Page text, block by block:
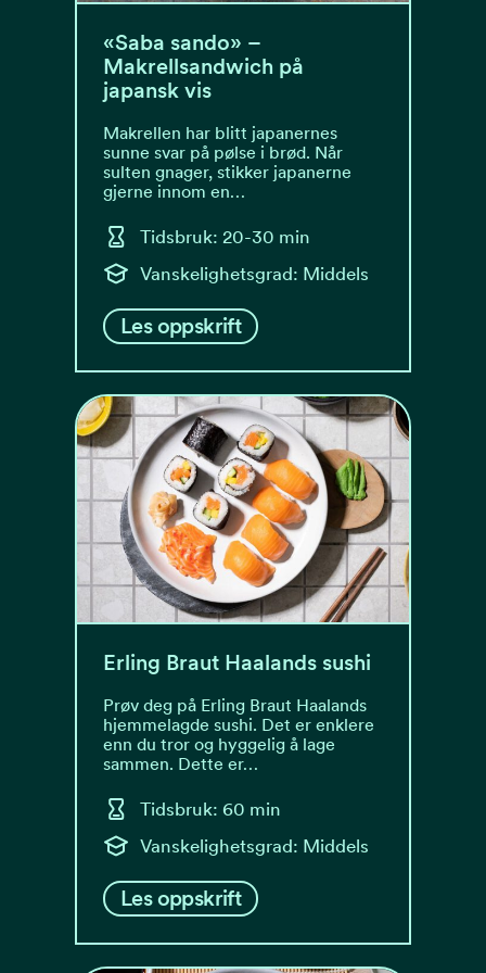
«Saba sando» –
Makrellsandwich på
japansk vis
Makrellen har blitt japanernes
sunne svar på pølse i brød. Når
sulten gnager, stikker japanerne
gjerne innom en…
Tidsbruk: 20-30 min
Vanskelighetsgrad: Middels
Les oppskrift
Erling Braut Haalands sushi
Prøv deg på Erling Braut Haalands
hjemmelagde sushi. Det er enklere
enn du tror og hyggelig å lage
sammen. Dette er…
Tidsbruk: 60 min
Vanskelighetsgrad: Middels
Les oppskrift